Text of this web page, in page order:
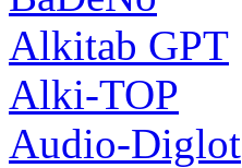
Alkitab GPT
Alki-TOP
Audio-Diglot